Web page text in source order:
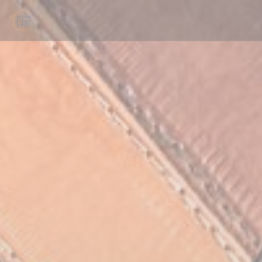
Painel de Gerenciamento de Cookies